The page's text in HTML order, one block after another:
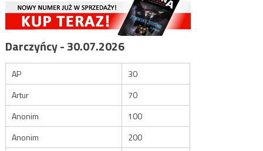
Darczyńcy - 30.07.2026
AP
30
Artur
70
Anonim
100
Anonim
200